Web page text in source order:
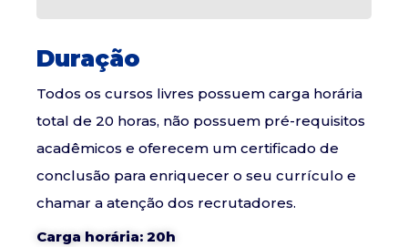
Duração
Todos os cursos livres possuem carga horária
total de 20 horas, não possuem pré-requisitos
acadêmicos e oferecem um certificado de
conclusão para enriquecer o seu currículo e
chamar a atenção dos recrutadores.
Carga horária: 20h